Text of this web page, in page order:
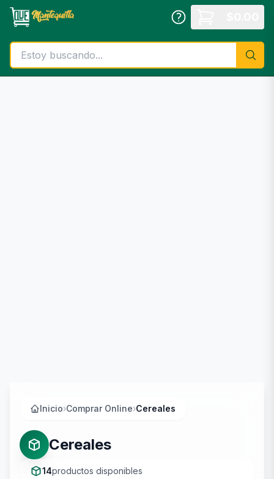
Saltar al contenido principal
Inicio›Comprar Online›Cereales
Cereales
14productos disponibles